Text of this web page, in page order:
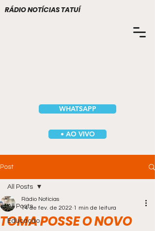
WHATSAPP
RÁDIO NOTÍCIAS TATUÍ
• AO VIVO
Post
All Posts
Educação
All Posts
TOMA POSSE O NOVO
Rádio Notícias
14 de fev. de 2022 1 min de leitura